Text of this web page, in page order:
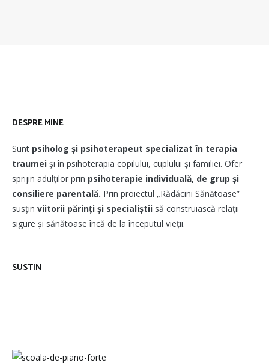
DESPRE MINE
Sunt psiholog și psihoterapeut specializat în terapia
traumei și în psihoterapia copilului, cuplului și familiei. Ofer
sprijin adulților prin psihoterapie individuală, de grup și
consiliere parentală. Prin proiectul „Rădăcini Sănătoase”
susțin viitorii părinți și specialiștii să construiască relații
sigure și sănătoase încă de la începutul vieții.
SUSTIN